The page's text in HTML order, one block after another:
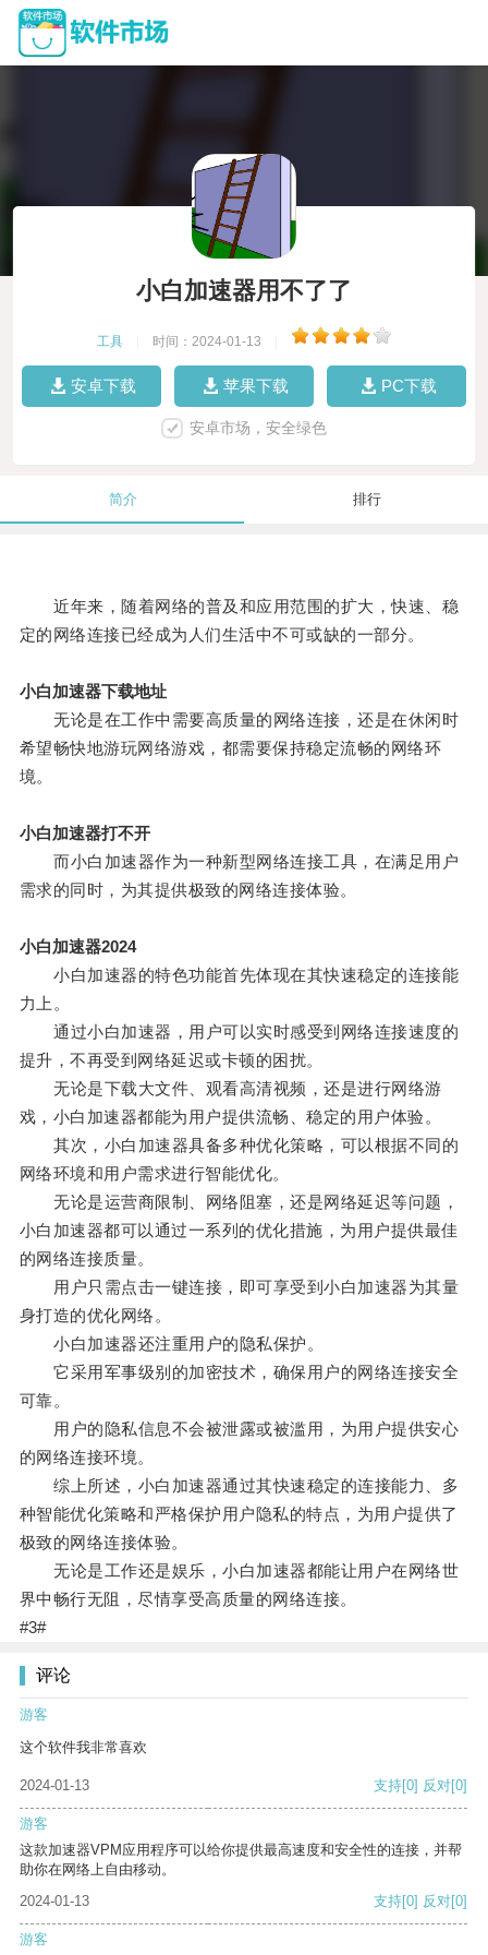
小白加速器用不了了
工具 时间：2024-01-13
安卓下载 苹果下载 PC下载
安卓市场，安全绿色
简介 排行
近年来，随着网络的普及和应用范围的扩大，快速、稳
定的网络连接已经成为人们生活中不可或缺的一部分。
小白加速器下载地址
无论是在工作中需要高质量的网络连接，还是在休闲时
希望畅快地游玩网络游戏，都需要保持稳定流畅的网络环
境。
小白加速器打不开
而小白加速器作为一种新型网络连接工具，在满足用户
需求的同时，为其提供极致的网络连接体验。
小白加速器2024
小白加速器的特色功能首先体现在其快速稳定的连接能
力上。
通过小白加速器，用户可以实时感受到网络连接速度的
提升，不再受到网络延迟或卡顿的困扰。
无论是下载大文件、观看高清视频，还是进行网络游
戏，小白加速器都能为用户提供流畅、稳定的用户体验。
其次，小白加速器具备多种优化策略，可以根据不同的
网络环境和用户需求进行智能优化。
无论是运营商限制、网络阻塞，还是网络延迟等问题，
小白加速器都可以通过一系列的优化措施，为用户提供最佳
的网络连接质量。
用户只需点击一键连接，即可享受到小白加速器为其量
身打造的优化网络。
小白加速器还注重用户的隐私保护。
它采用军事级别的加密技术，确保用户的网络连接安全
可靠。
用户的隐私信息不会被泄露或被滥用，为用户提供安心
的网络连接环境。
综上所述，小白加速器通过其快速稳定的连接能力、多
种智能优化策略和严格保护用户隐私的特点，为用户提供了
极致的网络连接体验。
无论是工作还是娱乐，小白加速器都能让用户在网络世
界中畅行无阻，尽情享受高质量的网络连接。
#3#
评论
游客
这个软件我非常喜欢
2024-01-13 支持[0] 反对[0]
游客
这款加速器VPM应用程序可以给你提供最高速度和安全性的连接，并帮
助你在网络上自由移动。
2024-01-13
支持[0] 反对[0]
游客